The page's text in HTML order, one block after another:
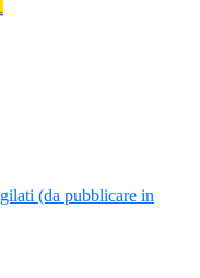
(da pubblicare in